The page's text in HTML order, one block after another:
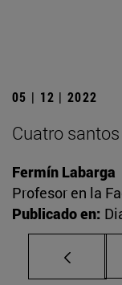
05 | 12 | 2022
Cuatro
Fermín Labarga
Profesor en la
Publicado en: